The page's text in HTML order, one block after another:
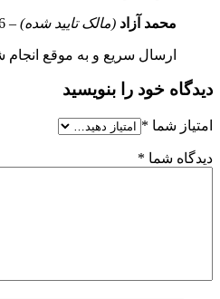
محمد آزاد (مالک تایید شده) –
ارسال سریع و به موقع
دیدگاه خود را بنویسید
امتیاز شما *
دیدگاه شما *